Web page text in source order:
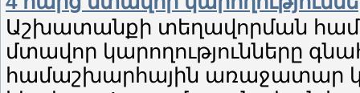
Աշխատանքի տեղավորման
մտավոր կարողությունները
համաշխարհային առաջատար